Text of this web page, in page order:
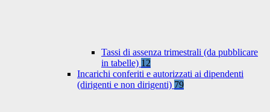
Tassi di assenza trimestrali (da pubblicare
in tabelle) 12
Incarichi conferiti e autorizzati ai dipendenti
(dirigenti e non dirigenti) 79